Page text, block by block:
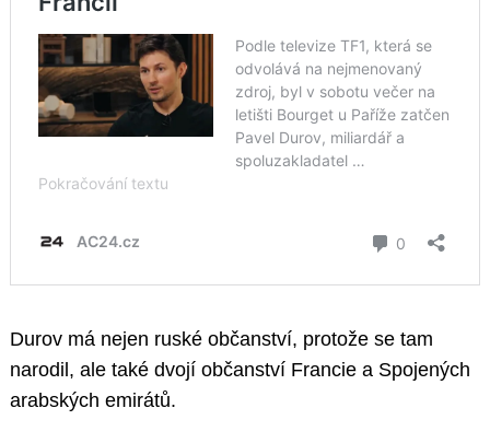
Durov má nejen ruské občanství, protože se tam
narodil, ale také dvojí občanství Francie a Spojených
arabských emirátů.